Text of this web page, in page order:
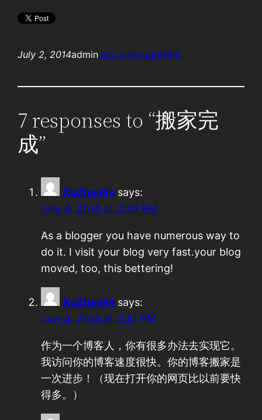
July 2, 2014adminJust a thoughtVPS
7 responses to “搬家完
成”
XuZhaolin says:
July 4, 2014 at 2:35 PM
As a blogger you have numerous way to
do it. I visit your blog very fast.your blog
moved, too, this bettering!
XuZhaolin says:
July 4, 2014 at 2:41 PM
作为一个博客人，你有很多办法去实现它。
我访问你的博客速度很快。你的博客搬家是
一次进步！（现在打开你的网页比以前要快
得多。）